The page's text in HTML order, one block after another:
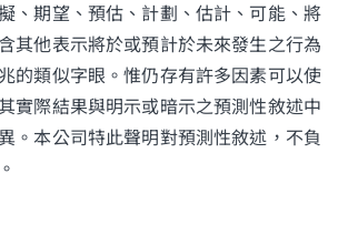
、期望、預估、計劃、估計、可能、將
其他表示將於或預計於未來發生之行為
的類似字眼。惟仍存有許多因素可以使
實際結果與明示或暗示之預測性敘述中
。本公司特此聲明對預測性敘述，不負